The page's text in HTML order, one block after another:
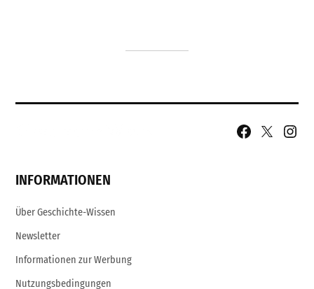
Facebook
X
INFORMATIONEN
Über Geschichte-Wissen
Newsletter
Informationen zur Werbung
Nutzungsbedingungen